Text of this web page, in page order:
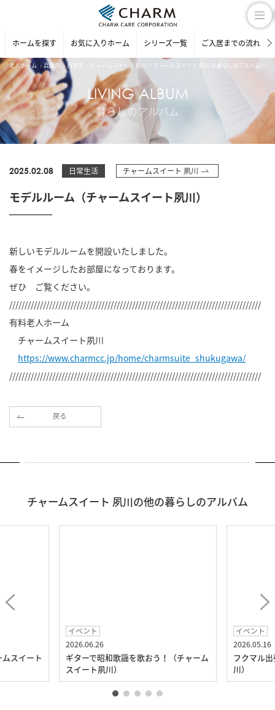
ホームを探す お気に入りホーム シリーズ一覧 ご入居までの流れ
老人ホーム 兵庫県 西宮市 チャームスイート 夙川 チャームスイート 夙川 の暮らしのアルバム一覧
LIVING ALBUM
暮らしのアルバム
2025.02.08 日常生活 チャームスイート 夙川
モデルルーム（チャームスイート夙川）
新しいモデルルームを開設いたしました。
春をイメージしたお部屋になっております。
ぜひ ご覧ください。
//////////////////////////////////////////////////////////////////////////////////
有料老人ホーム
チャームスイート夙川
https://www.charmcc.jp/home/charmsuite_shukugawa/
//////////////////////////////////////////////////////////////////////////////////
戻る
チャームスイート 夙川の他の暮らしのアルバム
スイート
イベント
2026.06.26
ギターで昭和歌謡を歌おう！（チャーム
スイート夙川）
イベント
2026.05.16
フクマル
川）